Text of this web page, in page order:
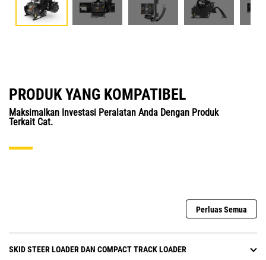
PRODUK YANG KOMPATIBEL
Maksimalkan Investasi Peralatan Anda Dengan Produk
Terkait Cat.
Perluas Semua
SKID STEER LOADER DAN COMPACT TRACK LOADER